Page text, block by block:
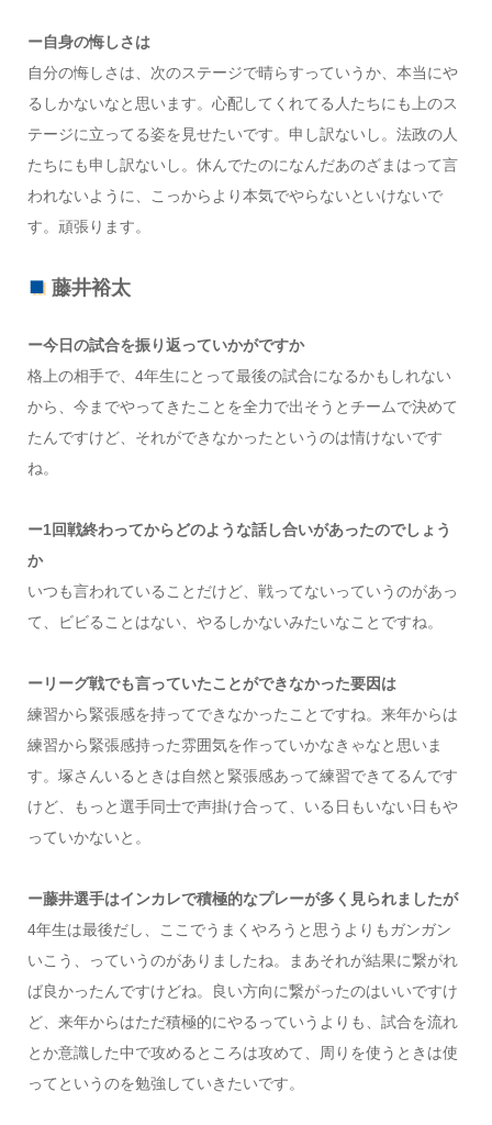
ー自身の悔しさは
自分の悔しさは、次のステージで晴らすっていうか、本当にや
るしかないなと思います。心配してくれてる人たちにも上のス
テージに立ってる姿を見せたいです。申し訳ないし。法政の人
たちにも申し訳ないし。休んでたのになんだあのざまはって言
われないように、こっからより本気でやらないといけないで
す。頑張ります。
藤井裕太
ー今日の試合を振り返っていかがですか
格上の相手で、4年生にとって最後の試合になるかもしれない
から、今までやってきたことを全力で出そうとチームで決めて
たんですけど、それができなかったというのは情けないです
ね。
ー1回戦終わってからどのような話し合いがあったのでしょう
か
いつも言われていることだけど、戦ってないっていうのがあっ
て、ビビることはない、やるしかないみたいなことですね。
ーリーグ戦でも言っていたことができなかった要因は
練習から緊張感を持ってできなかったことですね。来年からは
練習から緊張感持った雰囲気を作っていかなきゃなと思いま
す。塚さんいるときは自然と緊張感あって練習できてるんです
けど、もっと選手同士で声掛け合って、いる日もいない日もや
っていかないと。
ー藤井選手はインカレで積極的なプレーが多く見られましたが
4年生は最後だし、ここでうまくやろうと思うよりもガンガン
いこう、っていうのがありましたね。まあそれが結果に繋がれ
ば良かったんですけどね。良い方向に繋がったのはいいですけ
ど、来年からはただ積極的にやるっていうよりも、試合を流れ
とか意識した中で攻めるところは攻めて、周りを使うときは使
ってというのを勉強していきたいです。